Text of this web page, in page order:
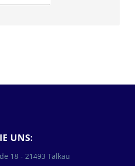
UNS:
18 - 21493 Talkau